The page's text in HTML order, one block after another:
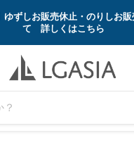
ゆずしお販売休止・のりしお
て 詳しくはこちら